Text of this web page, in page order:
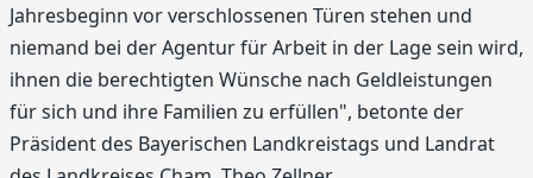
Jahresbeginn vor verschlossenen Türen stehen und
niemand bei der Agentur für Arbeit in der Lage sein wird,
ihnen die berechtigten Wünsche nach Geldleistungen
für sich und ihre Familien zu erfüllen", betonte der
Präsident des Bayerischen Landkreistags und Landrat